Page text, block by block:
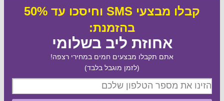
קבלו מבצעי SMS וחיסכו עד 50%
בהזמנת:
אחוזת ליב בשלומי
אתם תקבלו מבצעים חמים במחירי רצפה!
(לזמן מוגבל בלבד)